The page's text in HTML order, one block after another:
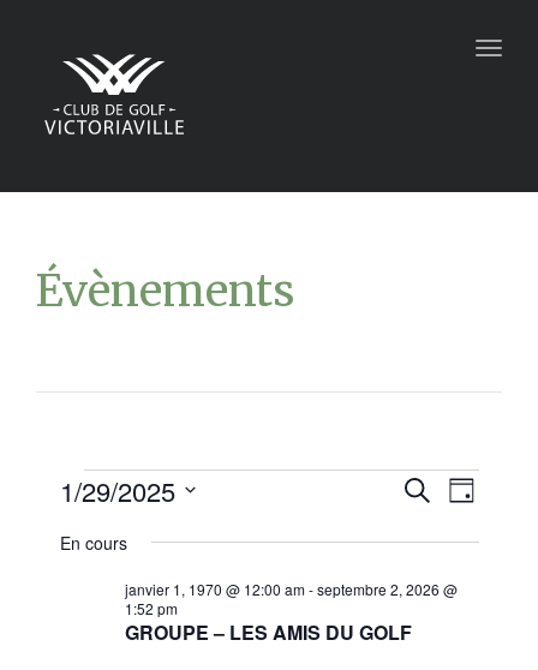
Évènements
et
de
Recherche
de
Jour
1/29/2025
une
En cours
GROUPE – LES AMIS DU GOLF
janvier 1, 1970 @ 12:00 am-septembre 2, 2026 @
1:52 pm